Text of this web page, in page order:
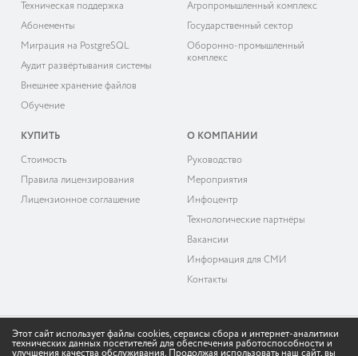
Техническая поддержка
Абонементы
Миграция на PostgreSQL
Аудит развёртывания системы
Внешнее хранение файлов
Обучение
Агропромышленный комплекс
Государственный сектор
Оборонно-промышленный
комплекс
КУПИТЬ
Cтоимость
Правила лицензирования
Лицензионное соглашение
О КОМПАНИИ
Руководство
Мероприятия
Инфоцентр
Технологические партнёры
Вакансии
Информация для СМИ
Контакты
© 2026 «ДоксВижн»
Этот сайт использует файлы cookies, сервисы сбора и интернет-аналитики
технических данных посетителей для обеспечения работоспособности и
улучшения качества обслуживания. Продолжая использовать наш сайт, вы